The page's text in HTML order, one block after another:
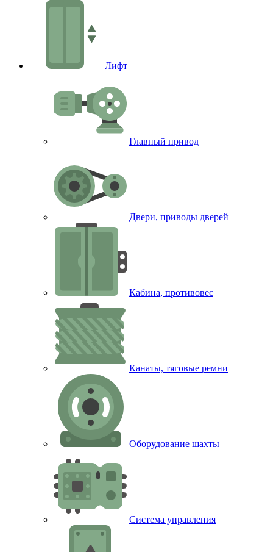
Лифт
Главный привод
Двери, приводы дверей
Кабина, противовес
Канаты, тяговые ремни
Оборудование шахты
Система управления